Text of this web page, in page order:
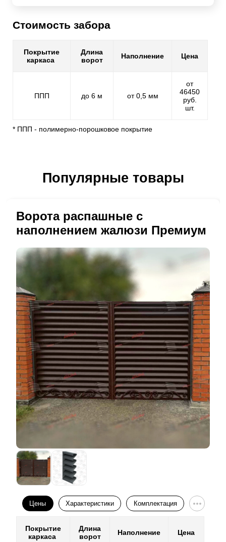
Стоимость забора
Покрытие
каркаса
Длина
ворот
Наполнение Цена
ППП до 6 м от 0,5 мм
от
46450
руб.
шт.
* ППП - полимерно-порошковое покрытие
Популярные товары
Ворота распашные с
наполнением жалюзи Премиум
Цены Характеристики Комплектация
Покрытие
каркаса
Длина
ворот
Наполнение Цена